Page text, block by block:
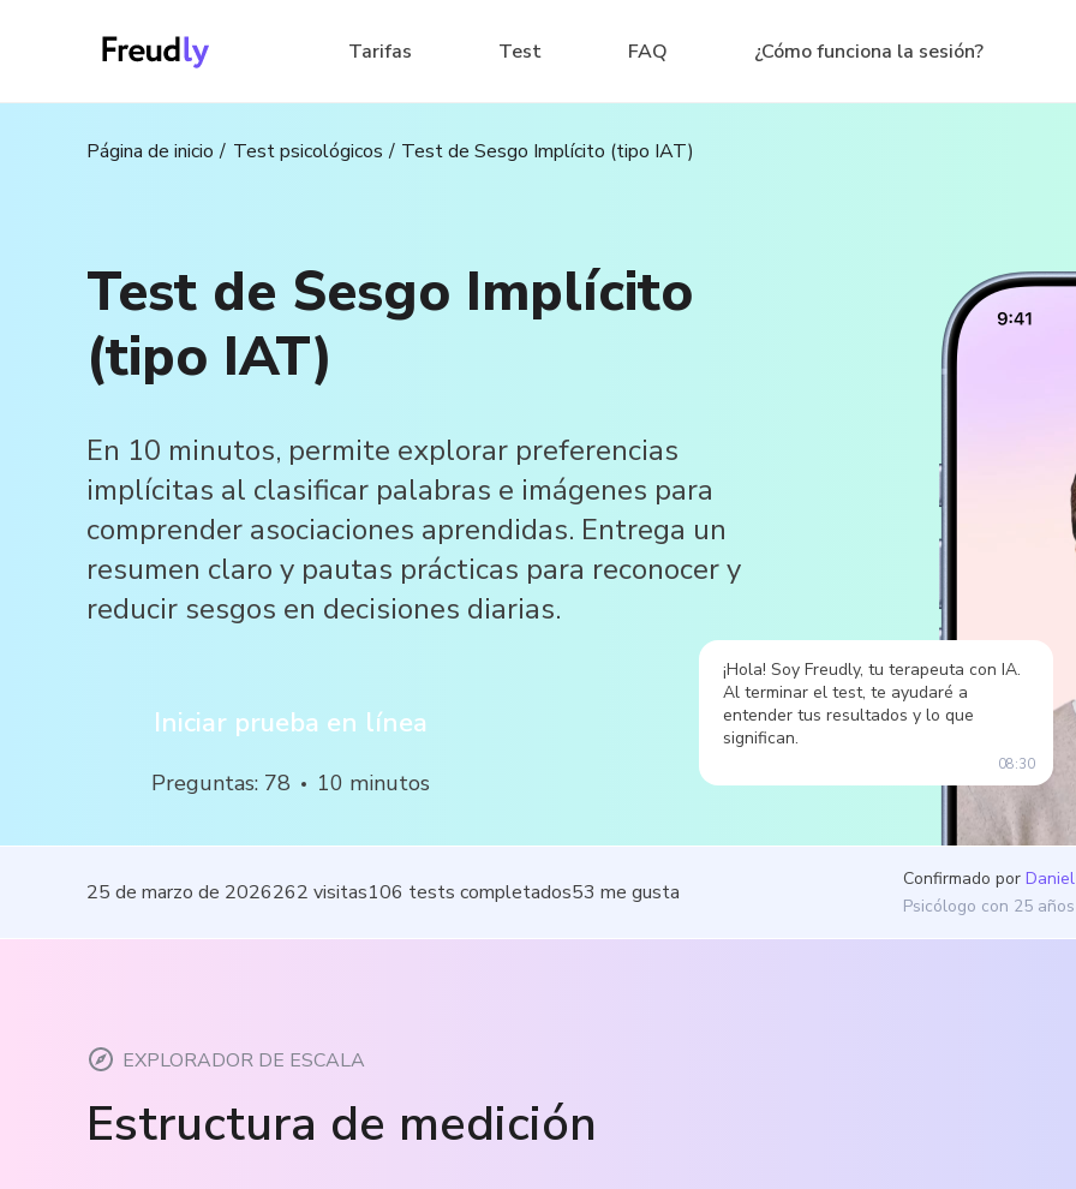
Tarifas Test FAQ ¿Cómo funciona la sesión?
Página de inicio Test psicológicos Test de Sesgo Implícito (tipo IAT)
Test de Sesgo Implícito
(tipo IAT)
En 10 minutos, permite explorar preferencias
implícitas al clasificar palabras e imágenes para
comprender asociaciones aprendidas. Entrega un
resumen claro y pautas prácticas para reconocer y
reducir sesgos en decisiones diarias.
Iniciar prueba en línea
Preguntas: 78 10 minutos
¡Hola! Soy Freudly, tu terapeuta con IA.
Al terminar el test, te ayudaré a
entender tus resultados y lo que
significan.
08:30
25 de marzo de 2026262 visitas106 tests completados53 me gusta
Confirmado por
Psicólogo con 25
EXPLORADOR DE ESCALA
Estructura de medición